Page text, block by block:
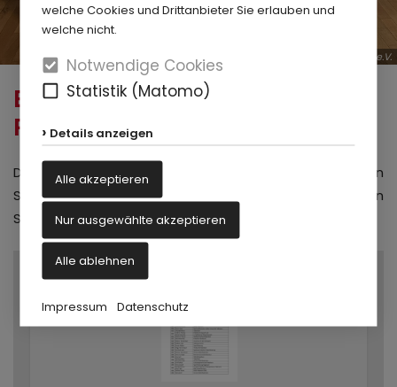
welche Cookies und Drittanbieter Sie erlauben und
welche nicht.
Notwendige Cookies
Statistik (Matomo)
Details anzeigen
Alle akzeptieren
Nur ausgewählte akzeptieren
Alle ablehnen
Impressum Datenschutz
Stadtsportverband Paderborn e.V.
BESONDERE VERDIENSTE IM
PADERBORNER SPORT
Die Stadt Paderborn ehrt bei der jährlichen
Sportlerehrung Personen, die sich besonders um den
Sport in Paderborn verdient gemacht haben.